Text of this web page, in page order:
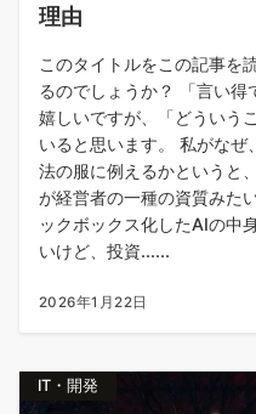
理由
このタイトルをこの記事を
るのでしょうか？ 「言い得
嬉しいですが、「どういう
いると思います。 私がな
法の服に例えるかというと
が経営者の一種の資質みた
ックボックス化したAIの中
いけど、投資......
2026年1月22日
IT・開発